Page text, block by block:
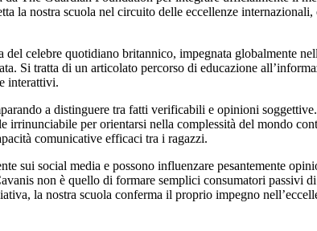
la nostra scuola nel circuito delle eccellenze internazionali,
celebre quotidiano britannico, impegnata globalmente
Si tratta di un articolato percorso di educazione
interattivi.
a distinguere tra fatti verificabili e opinioni
per orientarsi nella complessità del mondo
comunicative efficaci tra i ragazzi.
sui social media e possono influenzare pesantemente
non è quello di formare semplici consumatori passivi
la nostra scuola conferma il proprio impegno